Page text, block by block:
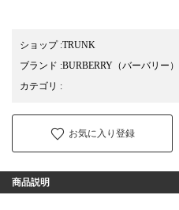
ショップ:TRUNK
ブランド :BURBERRY （バーバリー）
カテゴリ :
お気に入り登録
商品説明